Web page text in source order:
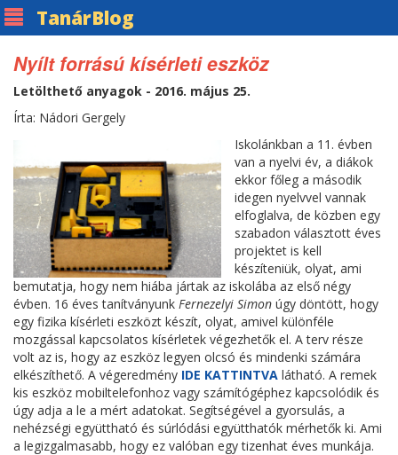
TanárBlog
Nyílt forrású kísérleti eszköz
Letölthető anyagok - 2016. május 25.
Írta: Nádori Gergely
Iskolánkban a 11. évben
van a nyelvi év, a diákok
ekkor főleg a második
idegen nyelvvel vannak
elfoglalva, de közben egy
szabadon választott éves
projektet is kell
készíteniük, olyat, ami
bemutatja, hogy nem hiába jártak az iskolába az első négy
évben. 16 éves tanítványunk Fernezelyi Simon úgy döntött, hogy
egy fizika kísérleti eszközt készít, olyat, amivel különféle
mozgással kapcsolatos kísérletek végezhetők el. A terv része
volt az is, hogy az eszköz legyen olcsó és mindenki számára
elkészíthető. A végeredmény IDE KATTINTVA látható. A remek
kis eszköz mobiltelefonhoz vagy számítógéphez kapcsolódik és
úgy adja a le a mért adatokat. Segítségével a gyorsulás, a
nehézségi együttható és súrlódási együtthatók mérhetők ki. Ami
a legizgalmasabb, hogy ez valóban egy tizenhat éves munkája.